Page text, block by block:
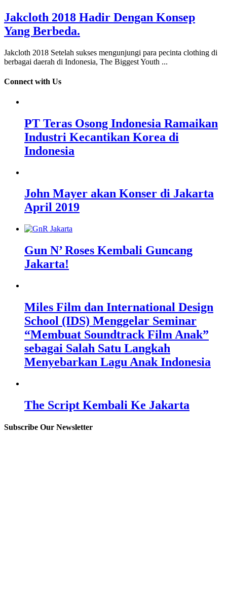
Jakcloth 2018 Hadir Dengan Konsep
Yang Berbeda.
Jakcloth 2018 Setelah sukses mengunjungi para pecinta clothing di
berbagai daerah di Indonesia, The Biggest Youth ...
Connect with Us
PT Teras Osong Indonesia Ramaikan
Industri Kecantikan Korea di
Indonesia
John Mayer akan Konser di Jakarta
April 2019
Gun N’ Roses Kembali Guncang
Jakarta!
Miles Film dan International Design
School (IDS) Menggelar Seminar
“Membuat Soundtrack Film Anak”
sebagai Salah Satu Langkah
Menyebarkan Lagu Anak Indonesia
The Script Kembali Ke Jakarta
Subscribe Our Newsletter